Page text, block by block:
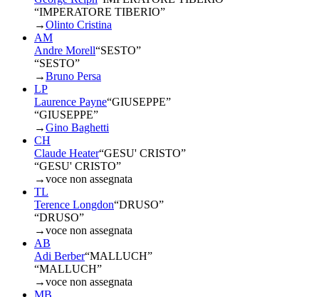
“IMPERATORE TIBERIO”
→Olinto Cristina
AM
Andre Morell“SESTO”
“SESTO”
→Bruno Persa
LP
Laurence Payne“GIUSEPPE”
“GIUSEPPE”
→Gino Baghetti
CH
Claude Heater“GESU' CRISTO”
“GESU' CRISTO”
→voce non assegnata
TL
Terence Longdon“DRUSO”
“DRUSO”
→voce non assegnata
AB
Adi Berber“MALLUCH”
“MALLUCH”
→voce non assegnata
MB